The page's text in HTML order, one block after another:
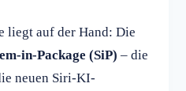
liegt auf der Hand: Die
in-Package (SiP) – die
neuen Siri-KI-